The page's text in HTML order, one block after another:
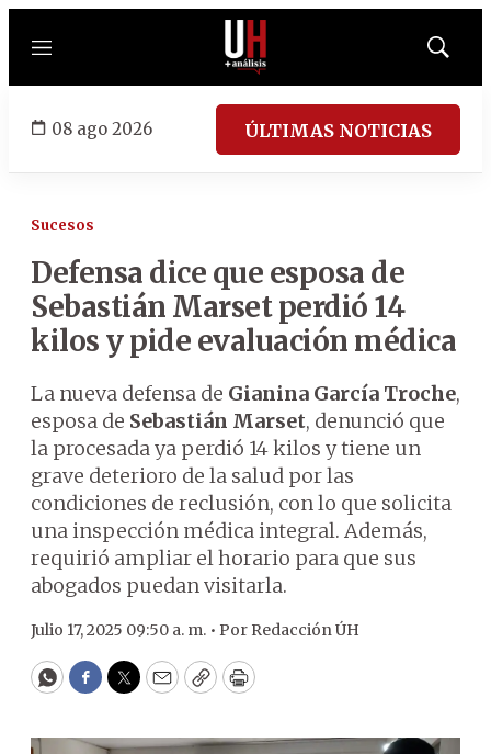
Menú
Mostrar
08 ago 2026 ÚLTIMAS NOTICIAS
Sucesos
Defensa dice que esposa de
Sebastián Marset perdió 14
kilos y pide evaluación médica
La nueva defensa de Gianina García Troche,
esposa de Sebastián Marset, denunció que
la procesada ya perdió 14 kilos y tiene un
grave deterioro de la salud por las
condiciones de reclusión, con lo que solicita
una inspección médica integral. Además,
requirió ampliar el horario para que sus
abogados puedan visitarla.
Julio 17, 2025 09:50 a. m. • Por Redacción ÚH
WhatsApp
Facebook
Twitter
EmailCopyPrint